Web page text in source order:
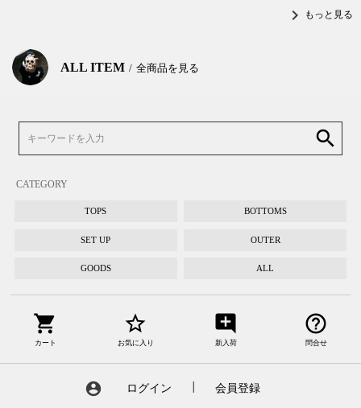
chevron_right もっと見る
ALL ITEM 全商品を見る
search
CATEGORY
TOPS BOTTOMS
SET UP OUTER
GOODS ALL
shopping_cart
カート
star_border
お気に入り
add_comment
新入荷
help_outline
問合せ
account_circle ログイン 会員登録